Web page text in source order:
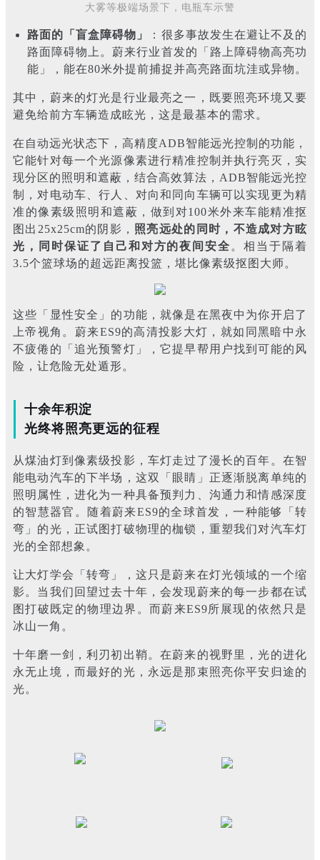
大雾等极端场景下，电瓶车示警
路面的「盲盒障碍物」
：很多事故发生在避让不及的
路面障碍物上。蔚来行业首发的「路上障碍物高亮功
能」，能在80米外提前捕捉并高亮路面坑洼或异物。
其中，蔚来的灯光是行业最亮之一，既要照亮环境又要
避免给前方车辆造成眩光，这是最基本的需求。
在自动远光状态下，高精度ADB智能远光控制的功能，
它能针对每一个光源像素进行精准控制并执行亮灭，实
现分区的照明和遮蔽，结合高效算法，ADB智能远光控
制，对电动车、行人、对向和同向车辆可以实现更为精
准的像素级照明和遮蔽，做到对100米外来车能精准抠
图出25x25cm的阴影， 照亮远处的同时，不造成对方眩
光，同时保证了自己和对方的夜间安全 。相当于隔着
3.5个篮球场的超远距离投篮，堪比像素级抠图大师。
这些「显性安全」的功能，就像是在黑夜中为你开启了
上帝视角。蔚来ES9的高清投影大灯，就如同黑暗中永
不疲倦的「追光预警灯」，它提早帮用户找到可能的风
险，让危险无处遁形。
十余年积淀
光终将照亮更远的征程
从煤油灯到像素级投影，车灯走过了漫长的百年。在智
能电动汽车的下半场，这双「眼睛」正逐渐脱离单纯的
照明属性，进化为一种具备预判力、沟通力和情感深度
的智慧器官。随着蔚来ES9的全球首发，一种能够「转
弯」的光，正试图打破物理的枷锁，重塑我们对汽车灯
光的全部想象。
让大灯学会「转弯」，这只是蔚来在灯光领域的一个缩
影。当我们回望过去十年，会发现蔚来的每一步都在试
图打破既定的物理边界。而蔚来ES9所展现的依然只是
冰山一角。
十年磨一剑，利刃初出鞘。在蔚来的视野里，光的进化
永无止境，而最好的光，永远是那束照亮你平安归途的
光。